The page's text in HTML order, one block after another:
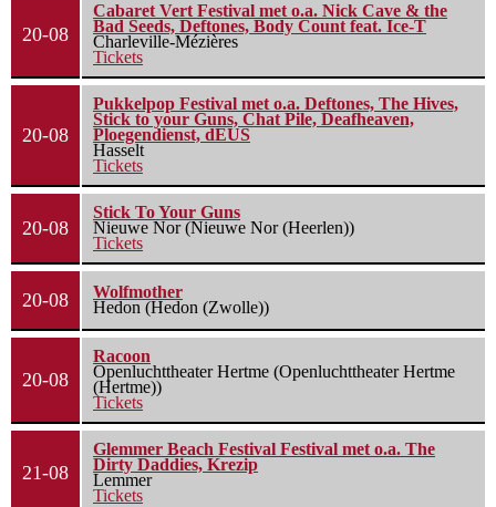
20-08
Cabaret Vert Festival met o.a. Nick Cave & the
Bad Seeds, Deftones, Body Count feat. Ice-T
Charleville-Mézières
Tickets
20-08
Pukkelpop Festival met o.a. Deftones, The Hives,
Stick to your Guns, Chat Pile, Deafheaven,
Ploegendienst, dEUS
Hasselt
Tickets
20-08
Stick To Your Guns
Nieuwe Nor (Nieuwe Nor (Heerlen))
Tickets
20-08
Wolfmother
Hedon (Hedon (Zwolle))
20-08
Racoon
Openluchttheater Hertme (Openluchttheater Hertme
(Hertme))
Tickets
21-08
Glemmer Beach Festival Festival met o.a. The
Dirty Daddies, Krezip
Lemmer
Tickets